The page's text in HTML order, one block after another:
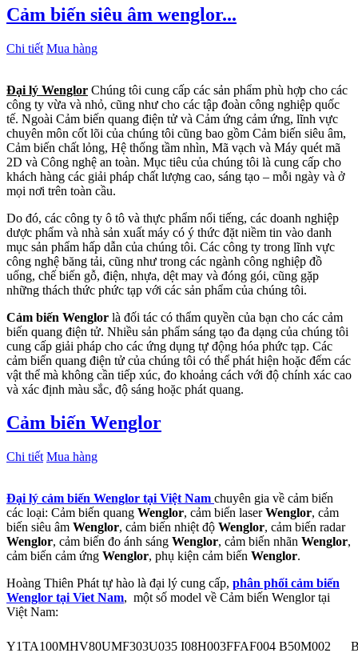
Cảm biến siêu âm wenglor...
Chi tiết Mua hàng
Đại lý Wenglor Chúng tôi cung cấp các sản phẩm phù hợp cho các
công ty vừa và nhỏ, cũng như cho các tập đoàn công nghiệp quốc
tế. Ngoài Cảm biến quang điện tử và Cảm ứng cảm ứng, lĩnh vực
chuyên môn cốt lõi của chúng tôi cũng bao gồm Cảm biến siêu âm,
Cảm biến chất lỏng, Hệ thống tầm nhìn, Mã vạch và Máy quét mã
2D và Công nghệ an toàn. Mục tiêu của chúng tôi là cung cấp cho
khách hàng các giải pháp chất lượng cao, sáng tạo – mỗi ngày và ở
mọi nơi trên toàn cầu.
Do đó, các công ty ô tô và thực phẩm nổi tiếng, các doanh nghiệp
dược phẩm và nhà sản xuất máy có ý thức đặt niềm tin vào danh
mục sản phẩm hấp dẫn của chúng tôi. Các công ty trong lĩnh vực
công nghệ băng tải, cũng như trong các ngành công nghiệp đồ
uống, chế biến gỗ, điện, nhựa, dệt may và đóng gói, cũng gặp
những thách thức phức tạp với các sản phẩm của chúng tôi.
Cảm biến Wenglor là đối tác có thẩm quyền của bạn cho các cảm
biến quang điện tử. Nhiều sản phẩm sáng tạo đa dạng của chúng tôi
cung cấp giải pháp cho các ứng dụng tự động hóa phức tạp. Các
cảm biến quang điện tử của chúng tôi có thể phát hiện hoặc đếm các
vật thể mà không cần tiếp xúc, đo khoảng cách với độ chính xác cao
và xác định màu sắc, độ sáng hoặc phát quang.
Cảm biến Wenglor
Chi tiết Mua hàng
Đại lý cảm biến Wenglor tại Việt Nam chuyên gia về cảm biến
các loại: Cảm biến quang Wenglor, cảm biến laserWenglor, cảm
biến siêu âm Wenglor, cảm biến nhiệt độ Wenglor, cảm biến radar
Wenglor, cảm biến đo ánh sáng Wenglor, cảm biến nhãn Wenglor,
cảm biến cảm ứng Wenglor, phụ kiện cảm biến Wenglor.
Hoàng Thiên Phát tự hào là đại lý cung cấp, phân phối cảm biến
Wenglor tại Viet Nam, một số model về Cảm biến Wenglor tại
Việt Nam:
Y1TA100MHV80UMF303U035 I08H003FFAF004 B50M002